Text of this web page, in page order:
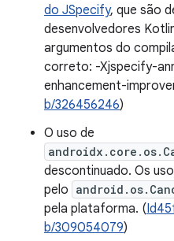
do JSpecify, que são
desenvolvedores
argumentos do
correto: -Xjspecify-
enhancement-
b/326456246)
O uso de
descontinuado. Os
pelo
pela plataforma. (
b/309054079)